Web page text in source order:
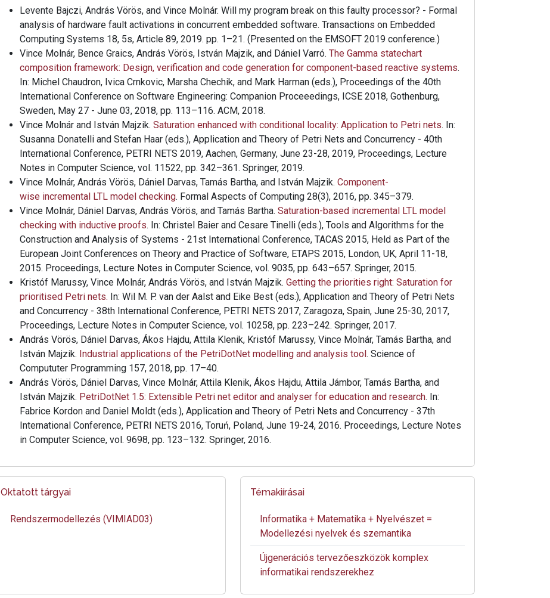
Levente Bajczi, András Vörös, and Vince Molnár. Will my program break on this faulty processor? - Formal
analysis of hardware fault activations in concurrent embedded software. Transactions on Embedded
Computing Systems 18, 5s, Article 89, 2019. pp. 1–21. (Presented on the EMSOFT 2019 conference.)
Vince Molnár, Bence Graics, András Vörös, István Majzik, and Dániel Varró. The Gamma statechart
composition framework: Design, verification and code generation for component-based reactive systems.
In: Michel Chaudron, Ivica Crnkovic, Marsha Chechik, and Mark Harman (eds.), Proceedings of the 40th
International Conference on Software Engineering: Companion Proceeedings, ICSE 2018, Gothenburg,
Sweden, May 27 - June 03, 2018, pp. 113–116. ACM, 2018.
Vince Molnár and István Majzik. Saturation enhanced with conditional locality: Application to Petri nets. In:
Susanna Donatelli and Stefan Haar (eds.), Application and Theory of Petri Nets and Concurrency - 40th
International Conference, PETRI NETS 2019, Aachen, Germany, June 23-28, 2019, Proceedings, Lecture
Notes in Computer Science, vol. 11522, pp. 342–361. Springer, 2019.
Vince Molnár, András Vörös, Dániel Darvas, Tamás Bartha, and István Majzik. Component-
wise incremental LTL model checking. Formal Aspects of Computing 28(3), 2016, pp. 345–379.
Vince Molnár, Dániel Darvas, András Vörös, and Tamás Bartha. Saturation-based incremental LTL model
checking with inductive proofs. In: Christel Baier and Cesare Tinelli (eds.), Tools and Algorithms for the
Construction and Analysis of Systems - 21st International Conference, TACAS 2015, Held as Part of the
European Joint Conferences on Theory and Practice of Software, ETAPS 2015, London, UK, April 11-18,
2015. Proceedings, Lecture Notes in Computer Science, vol. 9035, pp. 643–657. Springer, 2015.
Kristóf Marussy, Vince Molnár, András Vörös, and István Majzik. Getting the priorities right: Saturation for
prioritised Petri nets. In: Wil M. P. van der Aalst and Eike Best (eds.), Application and Theory of Petri Nets
and Concurrency - 38th International Conference, PETRI NETS 2017, Zaragoza, Spain, June 25-30, 2017,
Proceedings, Lecture Notes in Computer Science, vol. 10258, pp. 223–242. Springer, 2017.
András Vörös, Dániel Darvas, Ákos Hajdu, Attila Klenik, Kristóf Marussy, Vince Molnár, Tamás Bartha, and
István Majzik. Industrial applications of the PetriDotNet modelling and analysis tool. Science of
Compututer Programming 157, 2018, pp. 17–40.
András Vörös, Dániel Darvas, Vince Molnár, Attila Klenik, Ákos Hajdu, Attila Jámbor, Tamás Bartha, and
István Majzik. PetriDotNet 1.5: Extensible Petri net editor and analyser for education and research. In:
Fabrice Kordon and Daniel Moldt (eds.), Application and Theory of Petri Nets and Concurrency - 37th
International Conference, PETRI NETS 2016, Toruń, Poland, June 19-24, 2016. Proceedings, Lecture Notes
in Computer Science, vol. 9698, pp. 123–132. Springer, 2016.
Oktatott tárgyai
Rendszermodellezés (VIMIAD03)
Témakiírásai
Informatika + Matematika + Nyelvészet =
Modellezési nyelvek és szemantika
Újgenerációs tervezőeszközök komplex
informatikai rendszerekhez